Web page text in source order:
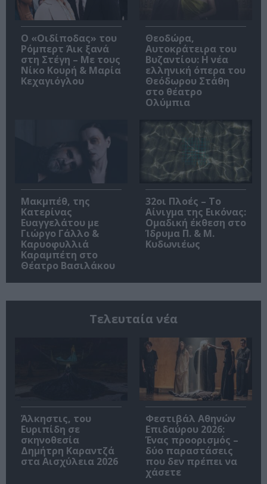
O «Οιδίποδας» του
Ρόμπερτ Άικ ξανά
στη Στέγη – Με τους
Νίκο Κουρή & Μαρία
Κεχαγιόγλου
Θεοδώρα,
Αυτοκράτειρα του
Βυζαντίου: Η νέα
ελληνική όπερα του
Θεόδωρου Στάθη
στο θέατρο
Ολύμπια
Μακμπέθ, της
Κατερίνας
Ευαγγελάτου με
Γιώργο Γάλλο &
Καρυοφυλλιά
Καραμπέτη στο
Θέατρο Βασιλάκου
32οι Πλοές – Το
Αίνιγμα της Εικόνας:
Ομαδική έκθεση στο
Ίδρυμα Π. & Μ.
Κυδωνιέως
Τελευταία νέα
Άλκηστις, του
Ευριπίδη σε
σκηνοθεσία
Δημήτρη Καραντζά
στα Αισχύλεια 2026
Φεστιβάλ Αθηνών
Επιδαύρου 2026:
Ένας προορισμός –
δύο παραστάσεις
που δεν πρέπει να
χάσετε